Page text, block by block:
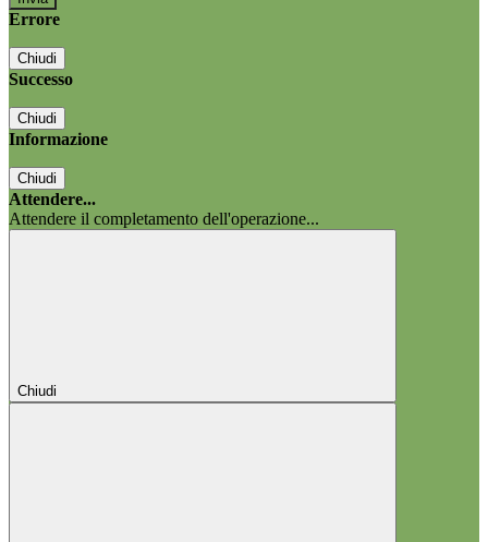
Errore
Chiudi
Successo
Chiudi
Informazione
Chiudi
Attendere...
Attendere il completamento dell'operazione...
Chiudi